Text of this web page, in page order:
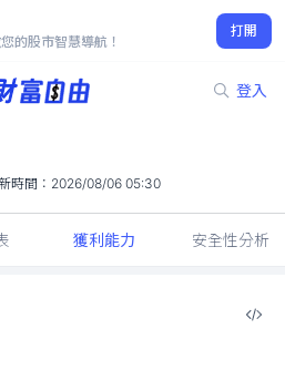
的股市智慧導航！
打開
登入
-0.38%
時間： 2026/08/06 05:30
獲利能力 安全性分析